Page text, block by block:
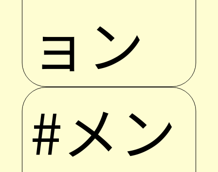
ョン
#メン